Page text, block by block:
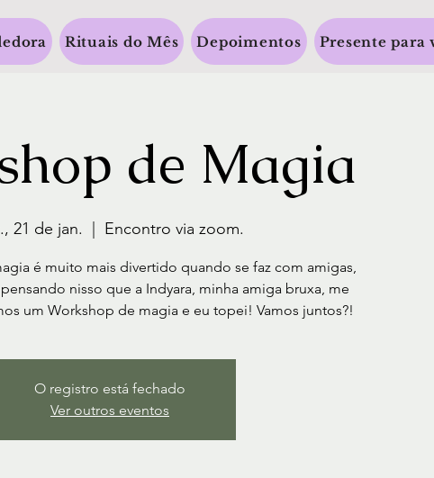
Rituais do Mês Depoimentos Presente para
de Magia
21 de jan. Encontro via zoom.
é muito mais divertido quando se faz com amigas,
nisso que a Indyara, minha amiga bruxa, me
um Workshop de magia e eu topei! Vamos juntos?!
O registro está fechado
Ver outros eventos